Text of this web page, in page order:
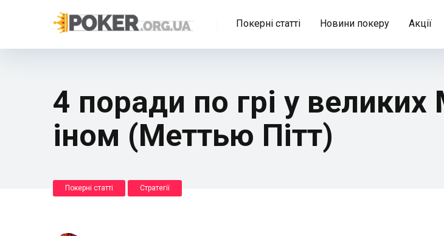
Покерні статті Новини покеру Акції
4 поради по грі у
іном (Меттью Пітт)
Покерні статті Стратегії